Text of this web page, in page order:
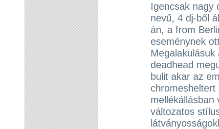
Igencsak nagy
nevű, 4 dj-ből
án, a from
eseménynek
deadhead
bulit akar az
mellékállásban
változatos